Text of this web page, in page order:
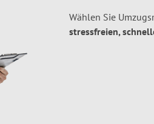
Wählen Sie
stressfreien,